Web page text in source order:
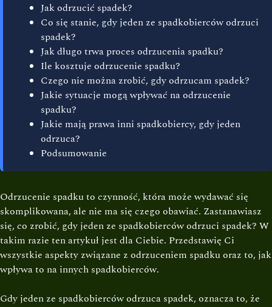
Jak odrzucić spadek?
Co się stanie, gdy jeden ze spadkobierców odrzuci
spadek?
Jak długo trwa proces odrzucenia spadku?
Ile kosztuje odrzucenie spadku?
Czego nie można zrobić, gdy odrzucam spadek?
Jakie sytuacje mogą wpływać na odrzucenie
spadku?
Jakie mają prawa inni spadkobiercy, gdy jeden
odrzuca?
Podsumowanie
Odrzucenie spadku to czynność, która może wydawać się
skomplikowana, ale nie ma się czego obawiać. Zastanawiasz
się, co zrobić, gdy jeden ze spadkobierców odrzuci spadek? W
takim razie ten artykuł jest dla Ciebie. Przedstawię Ci
wszystkie aspekty związane z odrzuceniem spadku oraz to, jak
wpływa to na innych spadkobierców.
Gdy jeden ze spadkobierców odrzuca spadek, oznacza to, że